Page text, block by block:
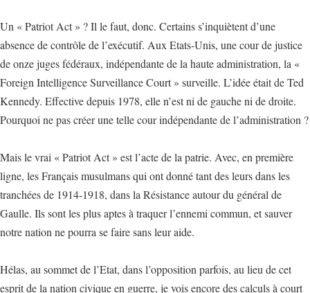
Un « Patriot Act » ? Il le faut, donc. Certains s’inquiètent d’une
absence de contrôle de l’exécutif. Aux Etats-Unis, une cour de justice
de onze juges fédéraux, indépendante de la haute administration, la «
Foreign Intelligence Surveillance Court » surveille. L’idée était de Ted
Kennedy. Effective depuis 1978, elle n’est ni de gauche ni de droite.
Pourquoi ne pas créer une telle cour indépendante de l’administration ?
Mais le vrai « Patriot Act » est l’acte de la patrie. Avec, en première
ligne, les Français musulmans qui ont donné tant des leurs dans les
tranchées de 1914-1918, dans la Résistance autour du général de
Gaulle. Ils sont les plus aptes à traquer l’ennemi commun, et sauver
notre nation ne pourra se faire sans leur aide.
Hélas, au sommet de l’Etat, dans l’opposition parfois, au lieu de cet
esprit de la nation civique en guerre, je vois encore des calculs à court